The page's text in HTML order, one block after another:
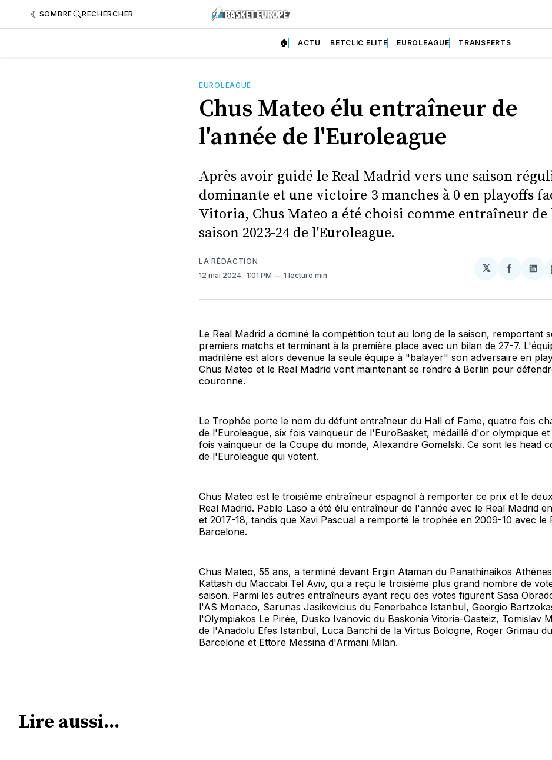
SOMBRE RECHERCHER
🏠 ACTU BETCLIC ELITE EUROLEAGUE TRANSFERTS
EUROLEAGUE
Chus Mateo élu entraîneur de
l'année de l'Euroleague
Après avoir guidé le Real Madrid vers une saison
dominante et une victoire 3 manches à 0 en playoffs
Vitoria, Chus Mateo a été choisi comme entraîneur de
saison 2023-24 de l'Euroleague.
LA RÉDACTION
12 mai 2024 . 1:01 PM 1 lecture min
𝕏
Le Real Madrid a dominé la compétition tout au long de la saison, remportant
premiers matchs et terminant à la première place avec un bilan de 27-7.
madrilène est alors devenue la seule équipe à "balayer" son adversaire en
Chus Mateo et le Real Madrid vont maintenant se rendre à Berlin pour
couronne.
Le Trophée porte le nom du défunt entraîneur du Hall of Fame, quatre fois
de l'Euroleague, six fois vainqueur de l'EuroBasket, médaillé d'or olympique et
fois vainqueur de la Coupe du monde, Alexandre Gomelski. Ce sont les head
de l'Euroleague qui votent.
Chus Mateo est le troisième entraîneur espagnol à remporter ce prix et le
Real Madrid. Pablo Laso a été élu entraîneur de l'année avec le Real Madrid
et 2017-18, tandis que Xavi Pascual a remporté le trophée en 2009-10 avec le
Barcelone.
Chus Mateo, 55 ans, a terminé devant Ergin Ataman du Panathinaikos
Kattash du Maccabi Tel Aviv, qui a reçu le troisième plus grand nombre de
saison. Parmi les autres entraîneurs ayant reçu des votes figurent Sasa
l'AS Monaco, Sarunas Jasikevicius du Fenerbahce Istanbul, Georgio
l'Olympiakos Le Pirée, Dusko Ivanovic du Baskonia Vitoria-Gasteiz, Tomislav
de l'Anadolu Efes Istanbul, Luca Banchi de la Virtus Bologne, Roger Grimau
Barcelone et Ettore Messina d'Armani Milan.
Lire aussi...